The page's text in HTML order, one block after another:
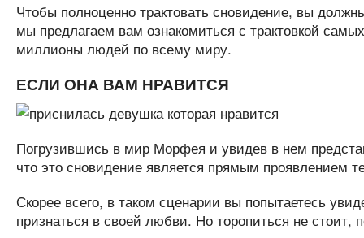
Чтобы полноценно трактовать сновидение, вы
мы предлагаем вам ознакомиться с трактовкой
миллионы людей по всему миру.
ЕСЛИ ОНА ВАМ НРАВИТСЯ
Погрузившись в мир Морфея и увидев в нем
что это сновидение является прямым проявлением
Скорее всего, в таком сценарии вы попытаетесь
признаться в своей любви. Но торопиться не стоит,